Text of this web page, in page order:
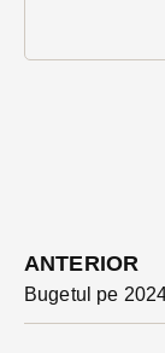
ANTERIOR